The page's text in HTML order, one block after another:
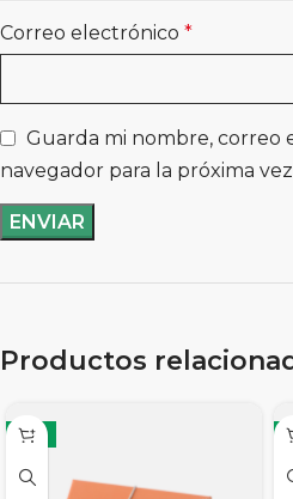
Correo electrónico *
Guarda mi nombre, correo
navegador para la próxima
Productos
-11% -